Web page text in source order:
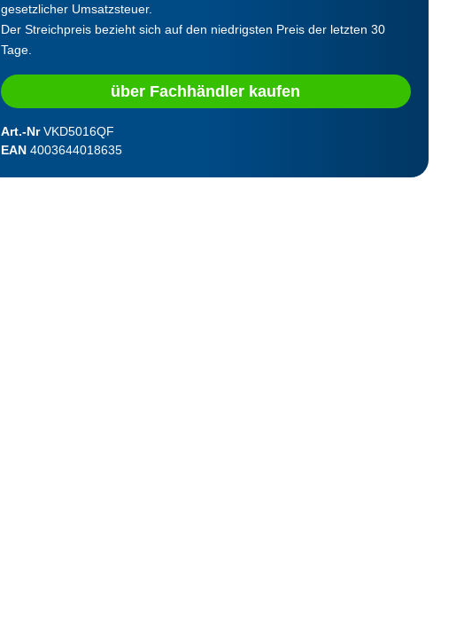
gesetzlicher Umsatzsteuer.
Der Streichpreis bezieht sich auf den niedrigsten Preis der letzten 30
Tage.
über Fachhändler kaufen
Art.-NrVKD5016QF
EAN 4003644018635